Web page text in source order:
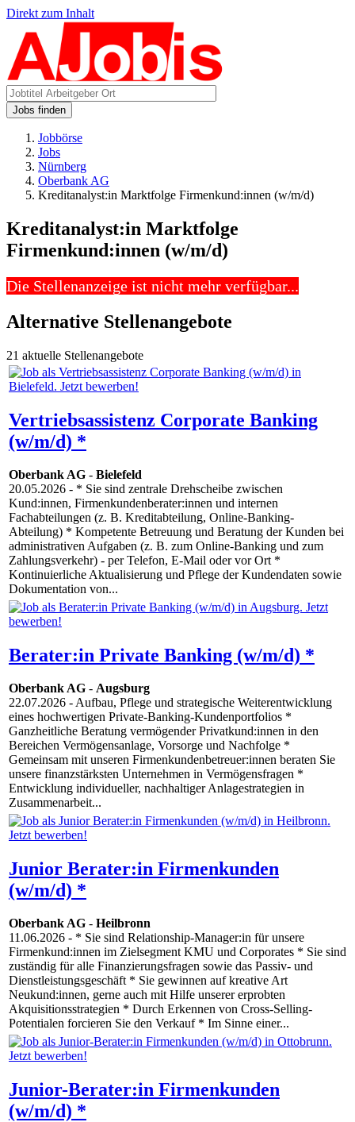
Direkt zum Inhalt
Jobs finden
Jobbörse
Jobs
Nürnberg
Oberbank AG
Kreditanalyst:in Marktfolge Firmenkund:innen (w/m/d)
Kreditanalyst:in Marktfolge
Firmenkund:innen (w/m/d)
Die Stellenanzeige ist nicht mehr verfügbar...
Alternative Stellenangebote
21 aktuelle Stellenangebote
Vertriebsassistenz Corporate Banking
(w/m/d) *
Oberbank AG - Bielefeld
20.05.2026 - * Sie sind zentrale Drehscheibe zwischen
Kund:innen, Firmenkundenberater:innen und internen
Fachabteilungen (z. B. Kreditabteilung, Online-Banking-
Abteilung) * Kompetente Betreuung und Beratung der Kunden bei
administrativen Aufgaben (z. B. zum Online-Banking und zum
Zahlungsverkehr) - per Telefon, E-Mail oder vor Ort *
Kontinuierliche Aktualisierung und Pflege der Kundendaten sowie
Dokumentation von...
Berater:in Private Banking (w/m/d) *
Oberbank AG - Augsburg
22.07.2026 - Aufbau, Pflege und strategische Weiterentwicklung
eines hochwertigen Private-Banking-Kundenportfolios *
Ganzheitliche Beratung vermögender Privatkund:innen in den
Bereichen Vermögensanlage, Vorsorge und Nachfolge *
Gemeinsam mit unseren Firmenkundenbetreuer:innen beraten Sie
unsere finanzstärksten Unternehmen in Vermögensfragen *
Entwicklung individueller, nachhaltiger Anlagestrategien in
Zusammenarbeit...
Junior Berater:in Firmenkunden
(w/m/d) *
Oberbank AG - Heilbronn
11.06.2026 - * Sie sind Relationship-Manager:in für unsere
Firmenkund:innen im Zielsegment KMU und Corporates * Sie sind
zuständig für alle Finanzierungsfragen sowie das Passiv- und
Dienstleistungsgeschäft * Sie gewinnen auf kreative Art
Neukund:innen, gerne auch mit Hilfe unserer erprobten
Akquisitionsstrategien * Durch Erkennen von Cross-Selling-
Potentialen forcieren Sie den Verkauf * Im Sinne einer...
Junior-Berater:in Firmenkunden
(w/m/d) *